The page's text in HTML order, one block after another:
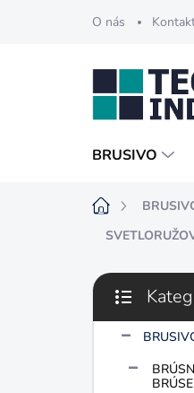
O nás
BRUSIVO
Domov
B
č
Preskočiť
kategórie